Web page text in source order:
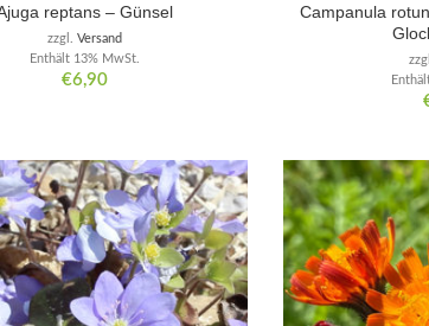
reptans – Günsel
€6,90
Enthält 13% MwSt.
zzgl. Versand
Campanula